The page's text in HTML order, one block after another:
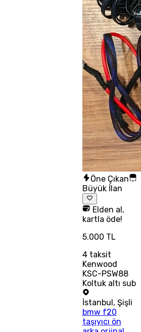
Öne Çıkan
Büyük İlan
Elden al,
kartla öde!
5.000 TL
4taksit
Kenwood
KSC-PSW88
Koltuk altı sub
İstanbul , Şişli
bmw f20
taşıyıcı ön